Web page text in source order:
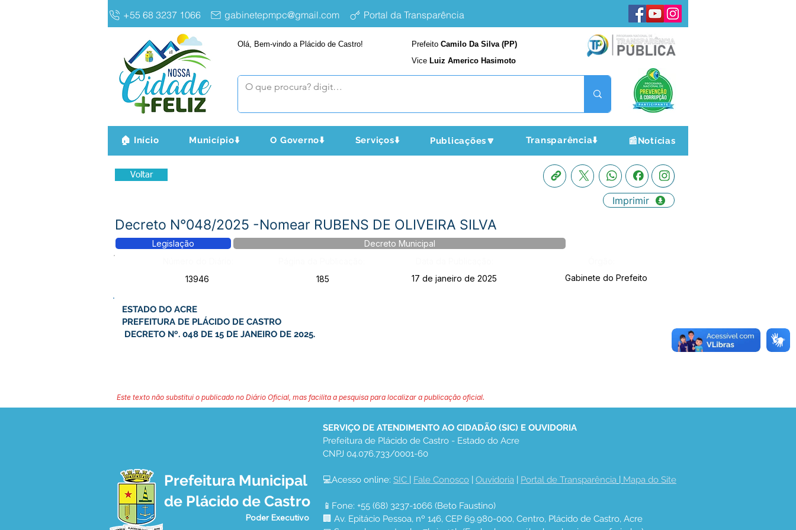
+55 68 3237 1066 gabinetepmpc@gmail.com Portal da Transparência
Olá, Bem-vindo a Plácido de Castro! Prefeito Camilo Da Silva (PP)
Vice Luiz Americo Hasimoto
🏠 Início Município⬇️ O Governo⬇️ Serviços⬇️ Publicações🔽 Transparência⬇️ 📰Notícias
Voltar
Imprimir
Decreto N°048/2025 -Nomear RUBENS DE OLIVEIRA SILVA
Legislação
Decreto Municipal
13946
185 17 de janeiro de 2025 Gabinete do Prefeito
ESTADO DO ACRE
PREFEITURA DE PLÁCIDO DE CASTRO
DECRETO Nº. 048 DE 15 DE JANEIRO DE 2025.
Este texto não substitui o publicado no Diário Oficial, mas facilita a pesquisa para localizar a publicação oficial.
Prefeitura Municipal
de Plácido de Castro
Poder Executivo
SERVIÇO DE ATENDIMENTO AO CIDADÃO (SIC) E OUVIDORIA
Prefeitura de Plácido de Castro - Estado do Acre
CNPJ 04.076.733/0001-60
💻Acesso online: SIC | Fale Conosco | Ouvidoria | Portal de Transparência | Mapa do Site
📱Fone: +55 (68) 3237-1066 (Beto Faustino)
🏢 Av. Epitácio Pessoa, nº 146, CEP 69.980-000, Centro, Plácido de Castro, Acre